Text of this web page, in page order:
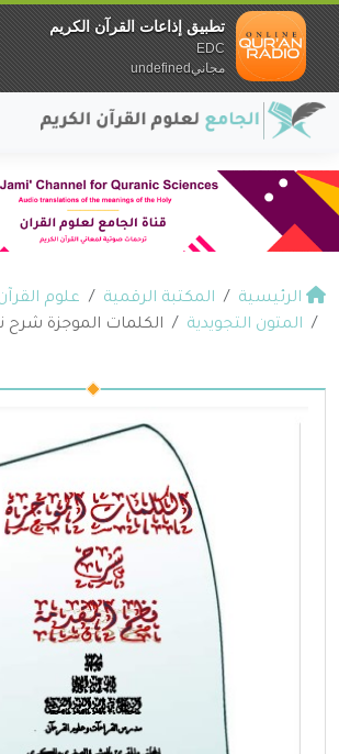
الرئيسية المكتبة الرقمية
علوم
المتون التجويدية
الكلمات الموجزة
تطبيق إذاعات القرآن الكريم
EDC
مجانيundefined